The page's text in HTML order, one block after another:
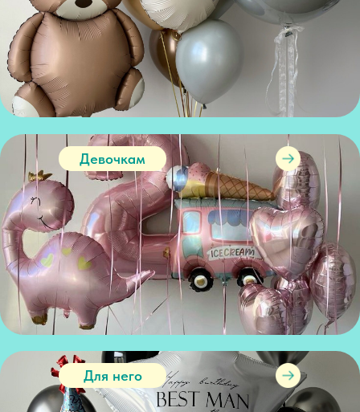
Для него
Девочкам